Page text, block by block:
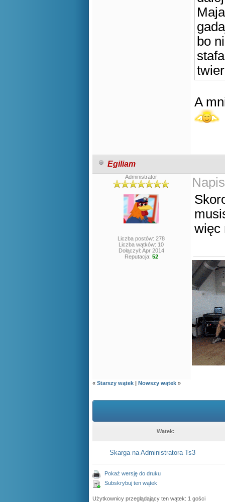
bo
A
Egiliam
Administrator
Liczba postów: 278
Liczba wątków: 10
Dołączył: Apr 2014
Reputacja: 52
więc
« Starszy wątek | Nowszy wątek »
Wątek:
Skarga na Administratora Ts3
Pokaż wersję do druku
Subskrybuj ten wątek
Użytkownicy przeglądający ten wątek: 1 gości